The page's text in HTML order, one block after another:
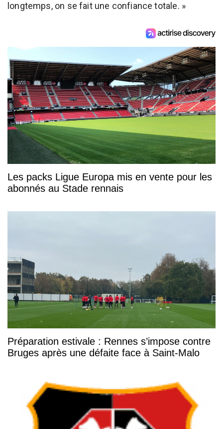
longtemps, on se fait une confiance totale. »
Les packs Ligue Europa mis en vente pour les
abonnés au Stade rennais
Préparation estivale : Rennes s’impose contre
Bruges après une défaite face à Saint-Malo